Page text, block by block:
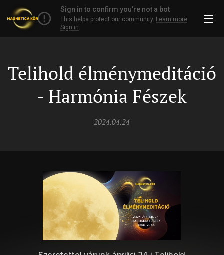
Telihold élménymeditáció
- Harmónia Fészek
2024.04.24